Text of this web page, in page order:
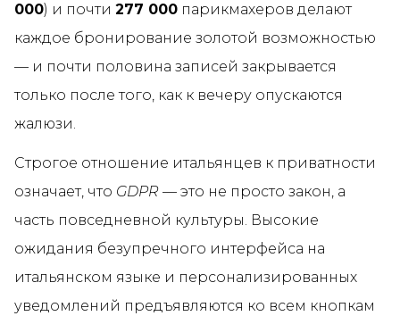
000) и почти 277 000 парикмахеров делают
каждое бронирование золотой возможностью
— и почти половина записей закрывается
только после того, как к вечеру опускаются
жалюзи.
Строгое отношение итальянцев к приватности
означает, что GDPR — это не просто закон, а
часть повседневной культуры. Высокие
ожидания безупречного интерфейса на
итальянском языке и персонализированных
уведомлений предъявляются ко всем кнопкам